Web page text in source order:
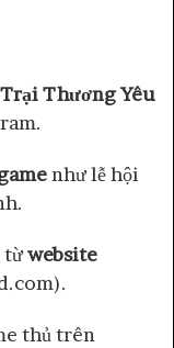
Thương Yêu
như lễ hội
từwebsite
thủ trên